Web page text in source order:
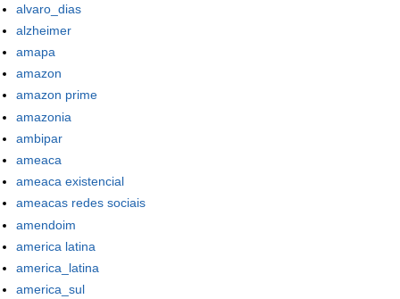
alvaro_dias
alzheimer
amapa
amazon
amazon prime
amazonia
ambipar
ameaca
ameaca existencial
ameacas redes sociais
amendoim
america latina
america_latina
america_sul